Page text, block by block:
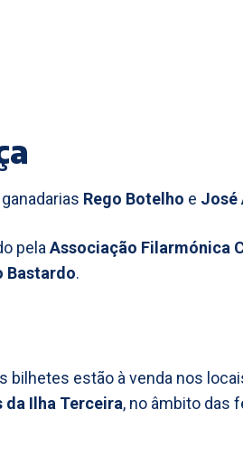
Rego Botelho e José
pela Associação Filarmónica
Bastardo.
bilhetes estão à venda nos
da Ilha Terceira, no âmbito das